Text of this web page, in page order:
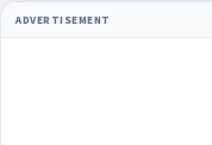
ADVERTISEMENT